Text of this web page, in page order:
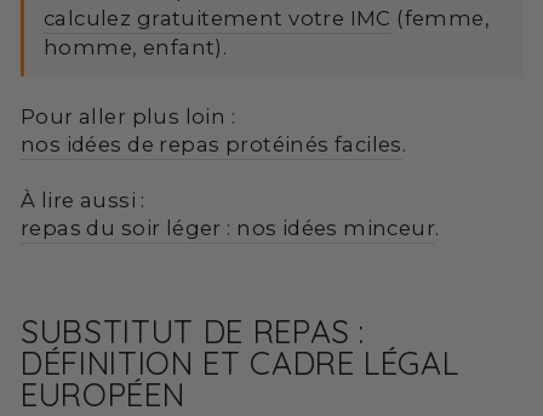
calculez gratuitement votre IMC (femme,
homme, enfant).
Pour aller plus loin :
nos idées de repas protéinés faciles.
À lire aussi :
repas du soir léger : nos idées minceur.
SUBSTITUT DE REPAS :
DÉFINITION ET CADRE LÉGAL
EUROPÉEN